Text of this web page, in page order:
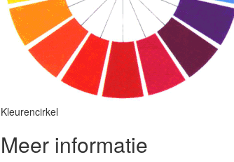
Kleurencirkel
Meer informatie